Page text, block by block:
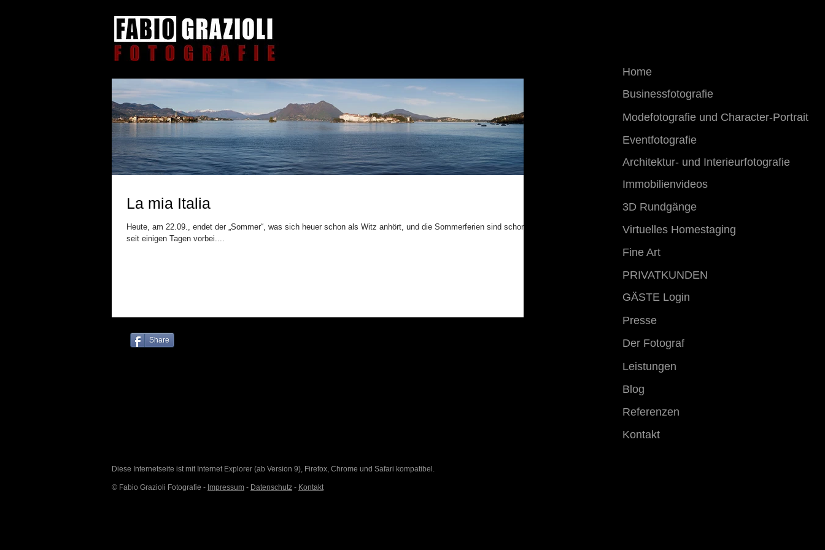
Home
La mia Italia
Heute, am 22.09., endet der „Sommer“, was sich heuer schon als Witz anhört, und die Sommerferien sind schon
seit einigen Tagen vorbei....
Share
Businessfotografie
Eventfotografie
Architektur- und Interieurfotografie
Modefotografie und​ Character-Portrait
Immobilienvideos
3D Rundgänge
Fine Art
Referenzen
Leistungen
Blog
Der Fotograf
Presse
GÄSTE Login
PRIVATKUNDEN
Kontakt
Virtuelles Homestaging
Diese Internetseite ist mit Internet Explorer (ab Version 9), Firefox, Chrome und Safari kompatibel.
© Fabio Grazioli Fotografie - Impressum - Datenschutz - Kontakt